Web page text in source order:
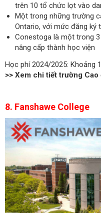
trên 10 tổ chức lọt vào
Một trong những trường
Ontario, với mức đăng ký
Conestoga là một trong
nâng cấp thành học viện
Học phí 2024/2025: Khoảng
>> Xem chi tiết trường Cao
8. Fanshawe College